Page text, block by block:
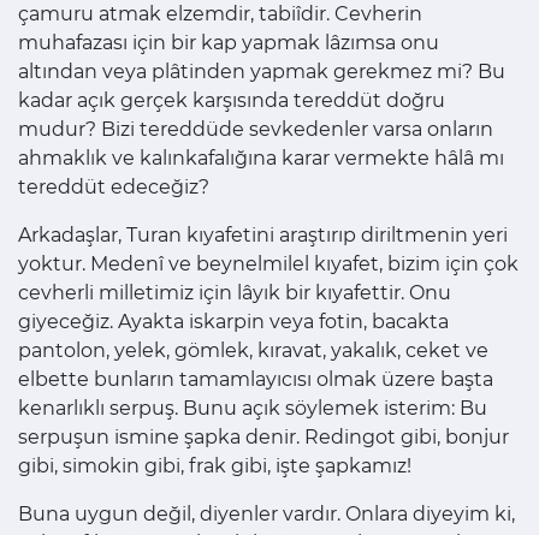
çamuru atmak elzemdir, tabiîdir. Cevherin
muhafazası için bir kap yapmak lâzımsa onu
altından veya plâtinden yapmak gerekmez mi? Bu
kadar açık gerçek karşısında tereddüt doğru
mudur? Bizi tereddüde sevkedenler varsa onların
ahmaklık ve kalınkafalığına karar vermekte hâlâ mı
tereddüt edeceğiz?
Arkadaşlar, Turan kıyafetini araştırıp diriltmenin yeri
yoktur. Medenî ve beynelmilel kıyafet, bizim için çok
cevherli milletimiz için lâyık bir kıyafettir. Onu
giyeceğiz. Ayakta iskarpin veya fotin, bacakta
pantolon, yelek, gömlek, kıravat, yakalık, ceket ve
elbette bunların tamamlayıcısı olmak üzere başta
kenarlıklı serpuş. Bunu açık söylemek isterim: Bu
serpuşun ismine şapka denir. Redingot gibi, bonjur
gibi, simokin gibi, frak gibi, işte şapkamız!
Buna uygun değil, diyenler vardır. Onlara diyeyim ki,